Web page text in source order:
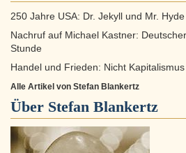
250 Jahre USA: Dr. Jekyll und Mr. Hyde
Nachruf auf Michael Kastner:
Stunde
Handel und Frieden: Nicht
Alle Artikel von Stefan Blankertz
Über Stefan Blankertz